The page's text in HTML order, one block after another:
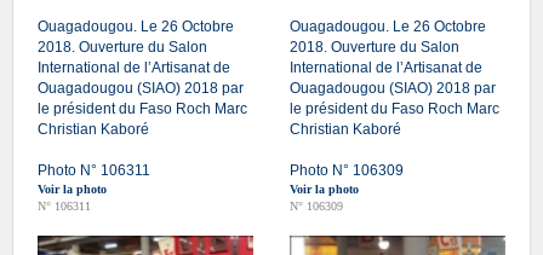
Ouagadougou. Le 26 Octobre
2018. Ouverture du Salon
International de l’Artisanat de
Ouagadougou (SIAO) 2018 par
le président du Faso Roch Marc
Christian Kaboré
Photo N° 106311
Voir la photo
N° 106311
Ouagadougou. Le 26 Octobre
2018. Ouverture du Salon
International de l’Artisanat de
Ouagadougou (SIAO) 2018 par
le président du Faso Roch Marc
Christian Kaboré
Photo N° 106309
Voir la photo
N° 106309